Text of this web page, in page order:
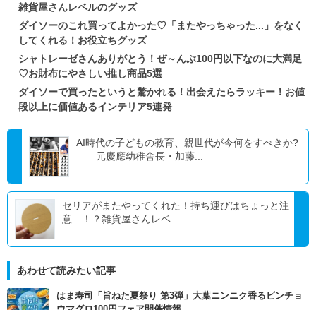
雑貨屋さんレベルのグッズ
ダイソーのこれ買ってよかった♡「またやっちゃった...」をなく
してくれる！お役立ちグッズ
シャトレーゼさんありがとう！ぜ～んぶ100円以下なのに大満足
♡お財布にやさしい推し商品5選
ダイソーで買ったというと驚かれる！出会えたらラッキー！お値
段以上に価値あるインテリア5連発
AI時代の子どもの教育、親世代が今何をすべきか?
――元慶應幼稚舎長・加藤...
セリアがまたやってくれた！持ち運びはちょっと注
意…！？雑貨屋さんレベ...
あわせて読みたい記事
はま寿司「旨ねた夏祭り 第3弾」大葉ニンニク香るビンチョ